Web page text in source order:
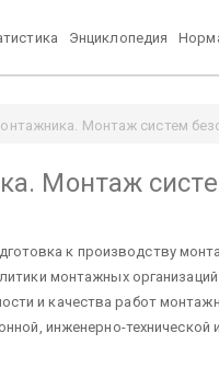
Энциклопедия
Монтаж систем
Монтаж
к производству
монтаж­ных
и качества работ
инженерно-технической